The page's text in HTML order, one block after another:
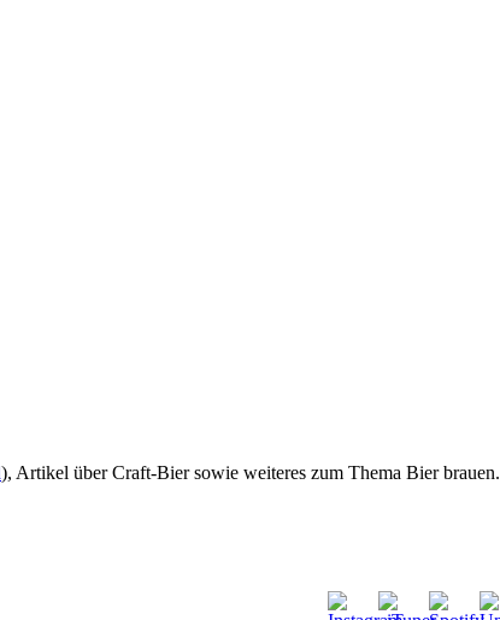
), Artikel über Craft-Bier sowie weiteres zum Thema Bier brauen.